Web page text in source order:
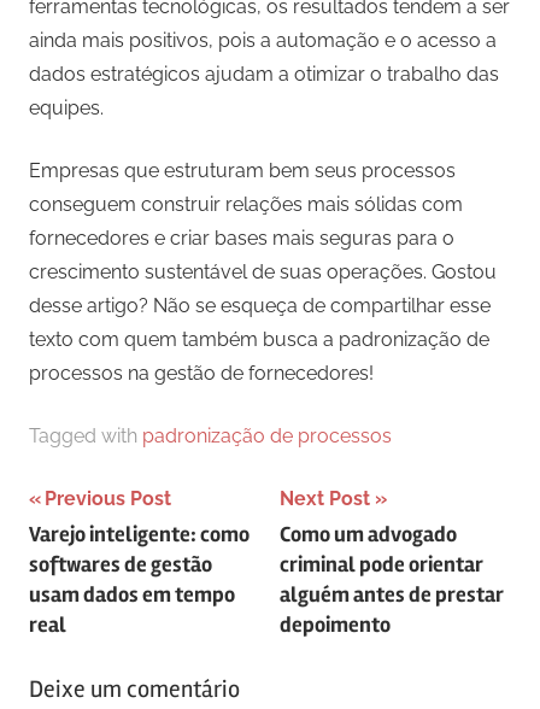
ferramentas tecnológicas, os resultados tendem a ser
ainda mais positivos, pois a automação e o acesso a
dados estratégicos ajudam a otimizar o trabalho das
equipes.
Empresas que estruturam bem seus processos
conseguem construir relações mais sólidas com
fornecedores e criar bases mais seguras para o
crescimento sustentável de suas operações. Gostou
desse artigo? Não se esqueça de compartilhar esse
texto com quem também busca a padronização de
processos na gestão de fornecedores!
Tagged with padronização de processos
Navegação
de
artigos
Previous Post
Varejo inteligente: como
softwares de gestão
usam dados em tempo
real
Next Post
Como um advogado
criminal pode orientar
alguém antes de prestar
depoimento
Deixe um comentário